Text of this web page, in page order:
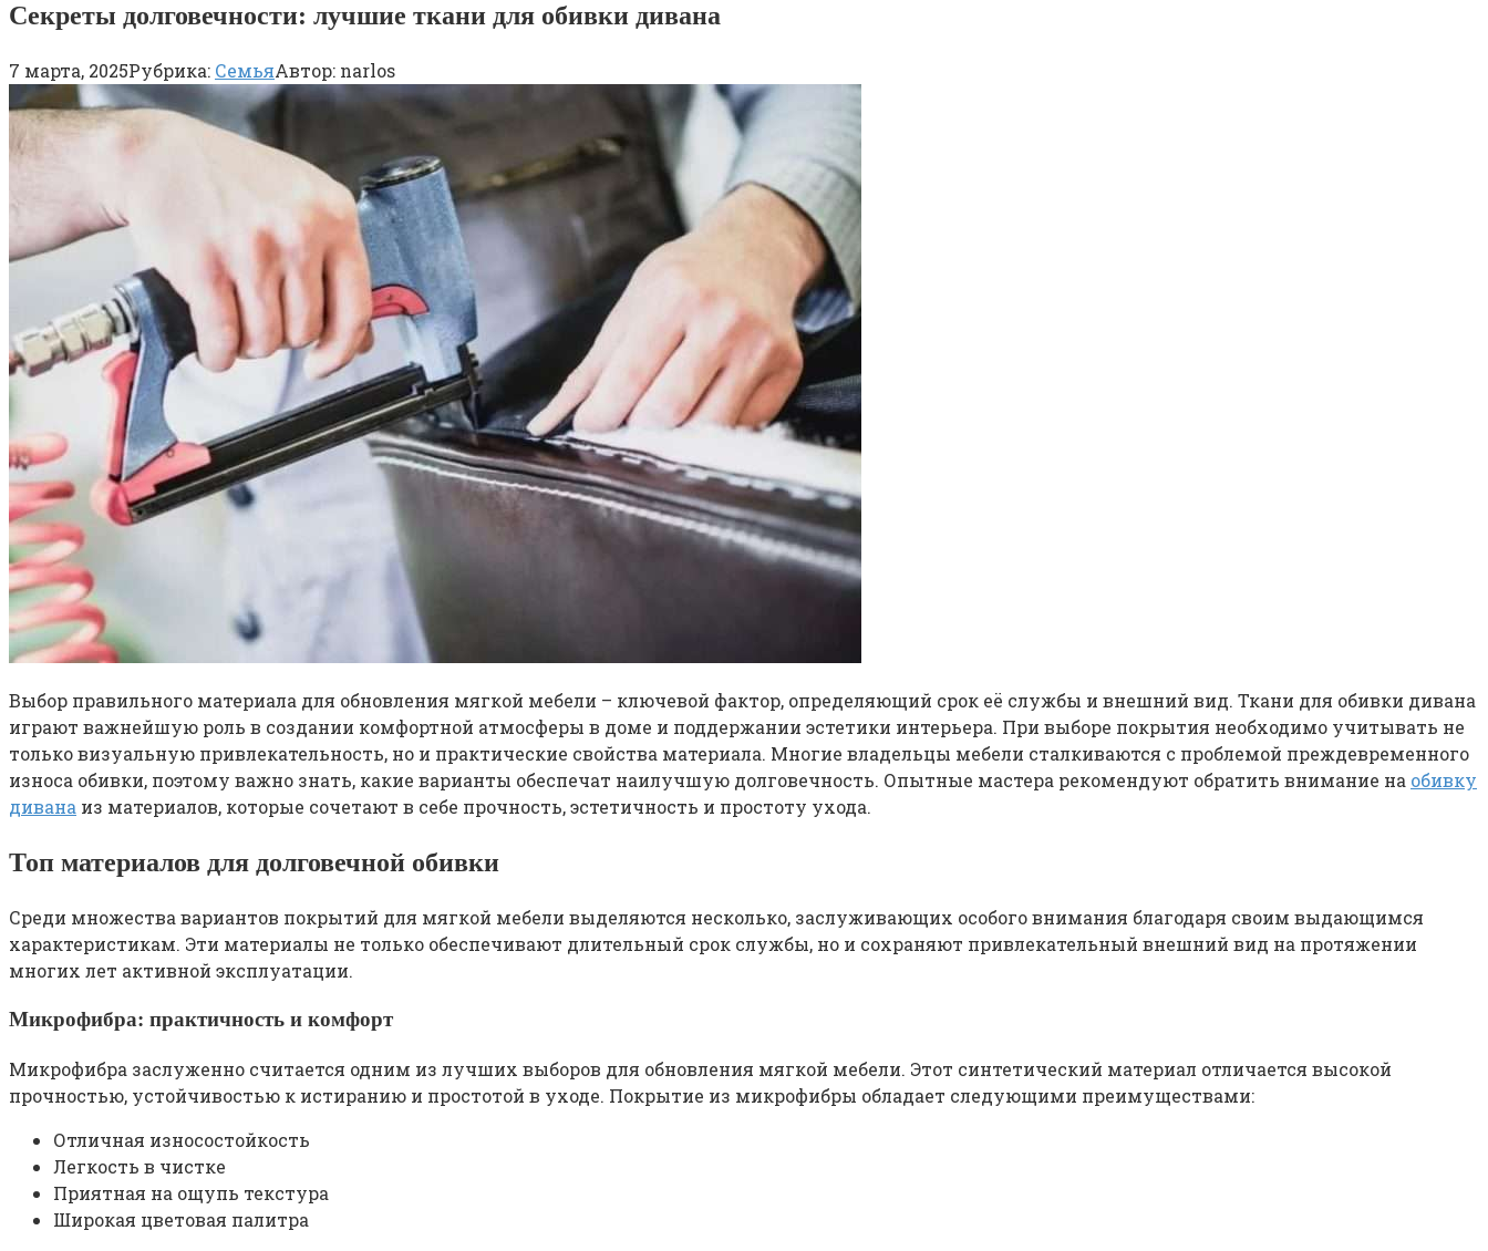
Секреты долговечности: лучшие ткани для обивки дивана
7 марта, 2025Рубрика: СемьяАвтор: narlos
Выбор правильного материала для обновления мягкой мебели – ключевой фактор, определяющий срок её службы и внешний вид. Ткани для обивки дивана
играют важнейшую роль в создании комфортной атмосферы в доме и поддержании эстетики интерьера. При выборе покрытия необходимо учитывать не
только визуальную привлекательность, но и практические свойства материала. Многие владельцы мебели сталкиваются с проблемой преждевременного
износа обивки, поэтому важно знать, какие варианты обеспечат наилучшую долговечность. Опытные мастера рекомендуют обратить внимание на обивку
дивана из материалов, которые сочетают в себе прочность, эстетичность и простоту ухода.
Топ материалов для долговечной обивки
Среди множества вариантов покрытий для мягкой мебели выделяются несколько, заслуживающих особого внимания благодаря своим выдающимся
характеристикам. Эти материалы не только обеспечивают длительный срок службы, но и сохраняют привлекательный внешний вид на протяжении
многих лет активной эксплуатации.
Микрофибра: практичность и комфорт
Микрофибра заслуженно считается одним из лучших выборов для обновления мягкой мебели. Этот синтетический материал отличается высокой
прочностью, устойчивостью к истиранию и простотой в уходе. Покрытие из микрофибры обладает следующими преимуществами:
Отличная износостойкость
Легкость в чистке
Приятная на ощупь текстура
Широкая цветовая палитра